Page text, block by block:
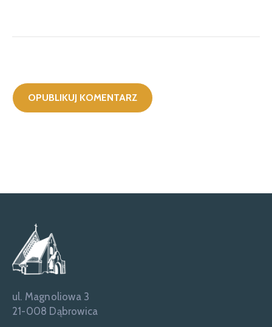
ul. Magnoliowa 3
21-008 Dąbrowica